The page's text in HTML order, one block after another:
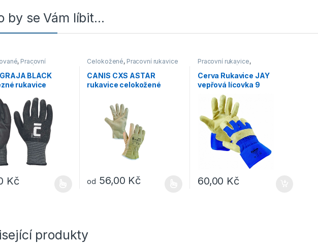
by se Vám líbit…
, Pracovní
Protiřezné
BLACK
rukavice
Kč
má více variant. Možnosti lze vybrat na stránce produktu
Celokožené, Pracovní rukavice
CANIS CXS ASTAR
rukavice celokožené
od 56,00 Kč
Tento produkt má více variant. Možnosti lze vybrat na stránce produktu
Pracovní rukavice,
Kombinované
Cerva Rukavice JAY
vepřová lícovka 9
60,00 Kč
produkty